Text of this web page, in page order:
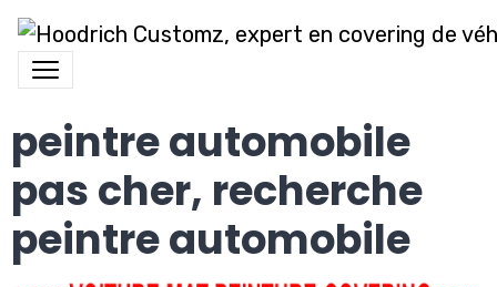
peintre automobile
pas cher, recherche
peintre automobile